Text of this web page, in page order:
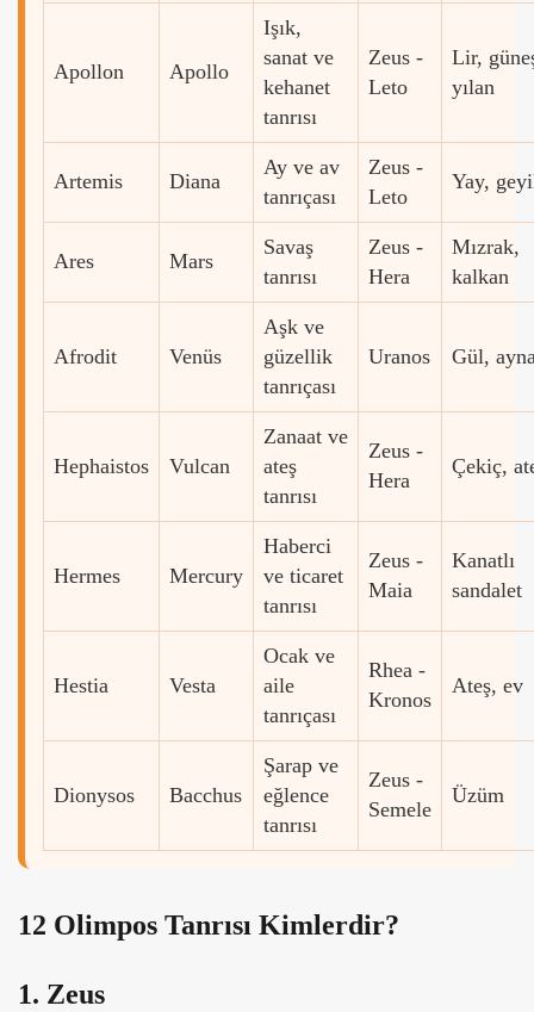
Apollon Apollo
Işık,
sanat ve
kehanet
tanrısı
Zeus -
Leto
Lir,
yılan
Artemis Diana
Ay ve av
tanrıçası
Zeus -
Leto
Yay,
Ares Mars
Savaş
tanrısı
Zeus -
Hera
Mızrak,
kalkan
Afrodit Venüs
Aşk ve
güzellik
tanrıçası
Uranos Gül,
Hephaistos Vulcan
Zanaat ve
ateş
tanrısı
Zeus -
Hera
Çekiç,
Hermes Mercury
Haberci
ve ticaret
tanrısı
Zeus -
Maia
Kanatlı
sandalet
Hestia Vesta
Ocak ve
aile
tanrıçası
Rhea -
Kronos
Ateş, ev
Dionysos Bacchus
Şarap ve
eğlence
tanrısı
Zeus -
Semele
Üzüm
12 Olimpos Tanrısı Kimlerdir?
1. Zeus